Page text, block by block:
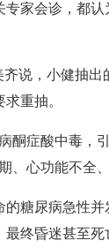
家会诊，都认
，小健抽出
重抽。
症酸中毒，
、心功能不全
糖尿病急性并
终昏迷甚至死